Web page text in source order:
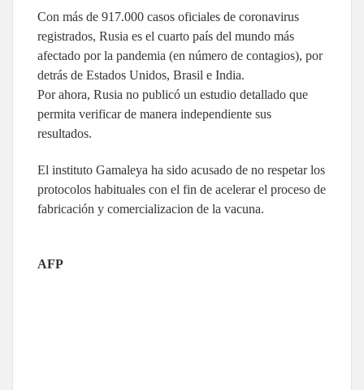
Con más de 917.000 casos oficiales de coronavirus
registrados, Rusia es el cuarto país del mundo más
afectado por la pandemia (en número de contagios), por
detrás de Estados Unidos, Brasil e India.
Por ahora, Rusia no publicó un estudio detallado que
permita verificar de manera independiente sus
resultados.
El instituto Gamaleya ha sido acusado de no respetar los
protocolos habituales con el fin de acelerar el proceso de
fabricación y comercializacion de la vacuna.
AFP